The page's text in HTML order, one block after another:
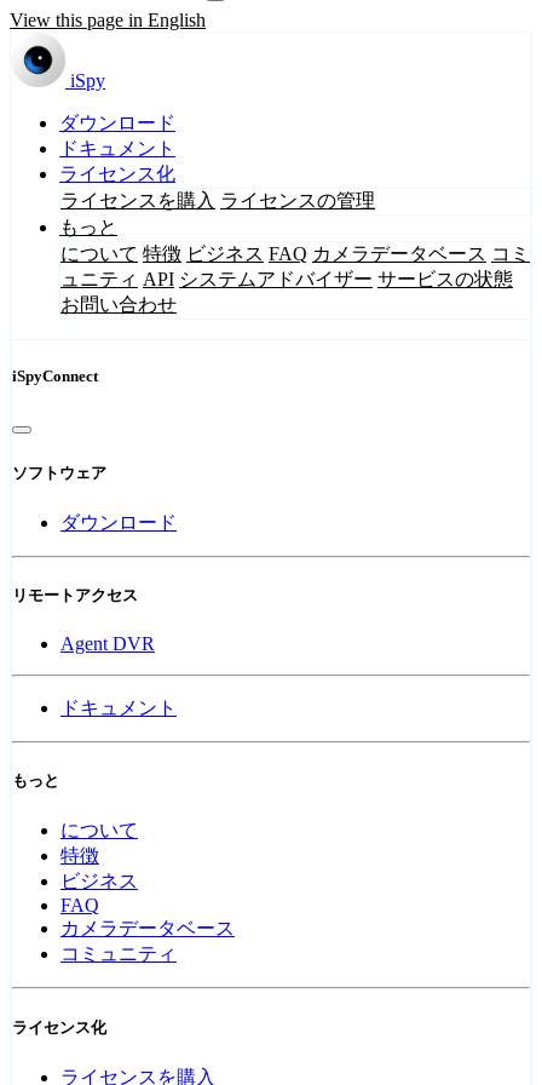
View this page in English
iSpy
ダウンロード
ドキュメント
ライセンス化
ライセンスを購入 ライセンスの管理
もっと
について 特徴 ビジネス FAQ カメラデータベース コミ
ュニティ API システムアドバイザー サービスの状態
お問い合わせ
iSpyConnect
ソフトウェア
ダウンロード
リモートアクセス
Agent DVR
ドキュメント
もっと
について
特徴
ビジネス
FAQ
カメラデータベース
コミュニティ
ライセンス化
ライセンスを購入